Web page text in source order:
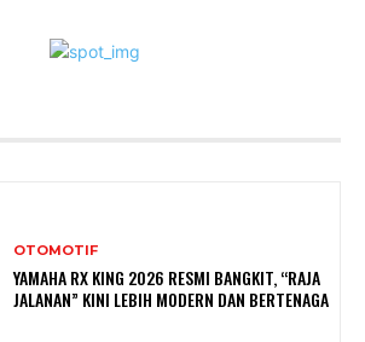
OTOMOTIF
YAMAHA RX KING 2026 RESMI BANGKIT, “RAJA
JALANAN” KINI LEBIH MODERN DAN BERTENAGA